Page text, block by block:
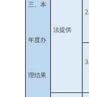
三、本
年度办
理结果
法提供
2.
3.